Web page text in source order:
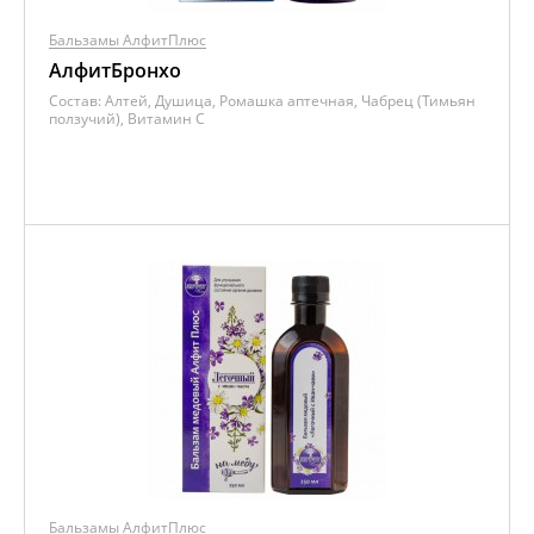
Бальзамы АлфитПлюс
АлфитБронхо
Состав: Алтей, Душица, Ромашка аптечная, Чабрец (Тимьян
ползучий), Витамин C
Бальзамы АлфитПлюс